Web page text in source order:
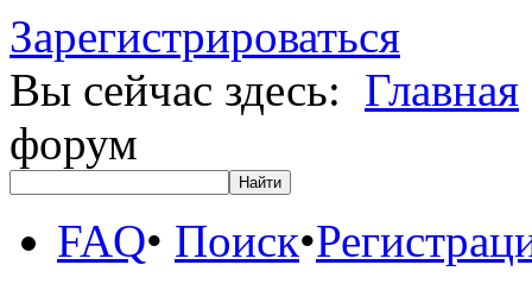
Зарегистрироваться
Вы сейчас здесь: Главная
форум
FAQ• Поиск•